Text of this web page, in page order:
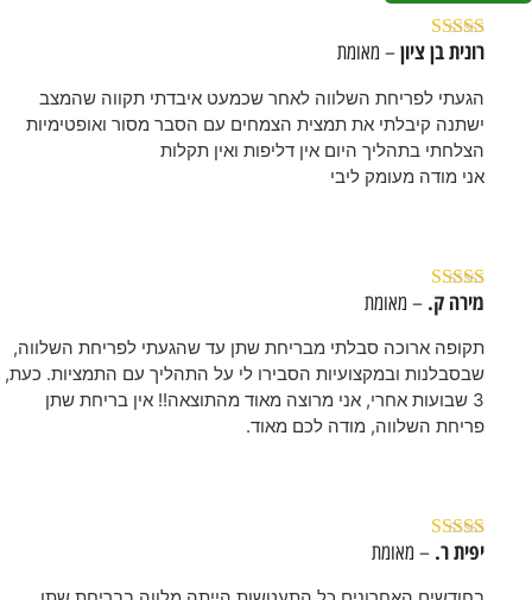
דורג5מתוך 5
רונית בן ציון– מאומת
הגעתי לפריחת השלווה לאחר שכמעט איבדתי תקווה שהמצב
ישתנה קיבלתי את תמצית הצמחים עם הסבר מסור ואופטימיות
הצלחתי בתהליך היום אין דליפות ואין תקלות
אני מודה מעומק ליבי
דורג 5מתוך 5מירה ק. – מאומת
תקופה ארוכה סבלתי מבריחת שתן עד שהגעתי לפריחת השלווה,
שבסבלנות ובמקצועיות הסבירו לי על התהליך עם התמציות. כעת,
3 שבועות אחרי, אני מרוצה מאוד מהתוצאה!! אין בריחת שתן
פריחת השלווה, מודה לכם מאוד.
דורג 5מתוך 5יפית ר. – מאומת